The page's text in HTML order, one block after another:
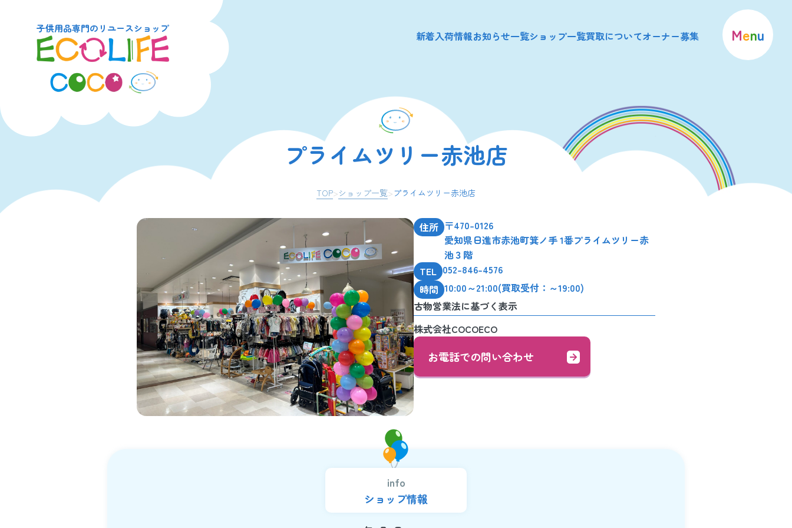
子供用品専門のリユースショップ
新着入荷情報お知らせ一覧ショップ一覧買取についてオーナー募集 Menu
プライムツリー赤池店
TOP>ショップ一覧>プライムツリー赤池店
住所 〒470-0126
愛知県日進市赤池町箕ノ手 1番プライムツリー赤
池３階
TEL 052-846-4576
時間 10:00～21:00(買取受付：～19:00)
古物営業法に基づく表示
株式会社COCOECO
お電話での問い合わせ
info
ショップ情報